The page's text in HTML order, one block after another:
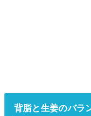
背脂と生姜のバラ